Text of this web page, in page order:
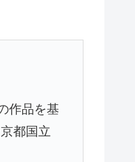
作品を基
都国立